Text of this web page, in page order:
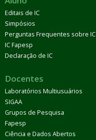
Editais de IC
Simpósios
Perguntas Frequentes sobre IC
IC Fapesp
Declaração de IC
Docentes
Laboratórios Multiusuários
SIGAA
Grupos de Pesquisa
Fapesp
Ciência e Dados Abertos